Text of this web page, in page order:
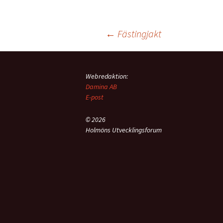
Inläggsnavigering
← Fästingjakt
Webredaktion:
Damina AB
E-post
© 2026
Holmöns Utvecklingsforum